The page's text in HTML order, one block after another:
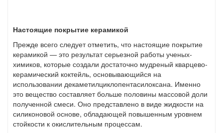
Настоящие покрытие керамикой
Прежде всего следует отметить, что настоящие покрытие
керамикой — это результат серьезной работы ученых-
химиков, которые создали достаточно мудреный кварцево-
керамический коктейль, основывающийся на
использовании декаметилциклопентасилоксана. Именно
это вещество составляет больше половины массовой доли
полученной смеси. Оно представлено в виде жидкости на
силиконовой основе, обладающей повышенным уровнем
стойкости к окислительным процессам.